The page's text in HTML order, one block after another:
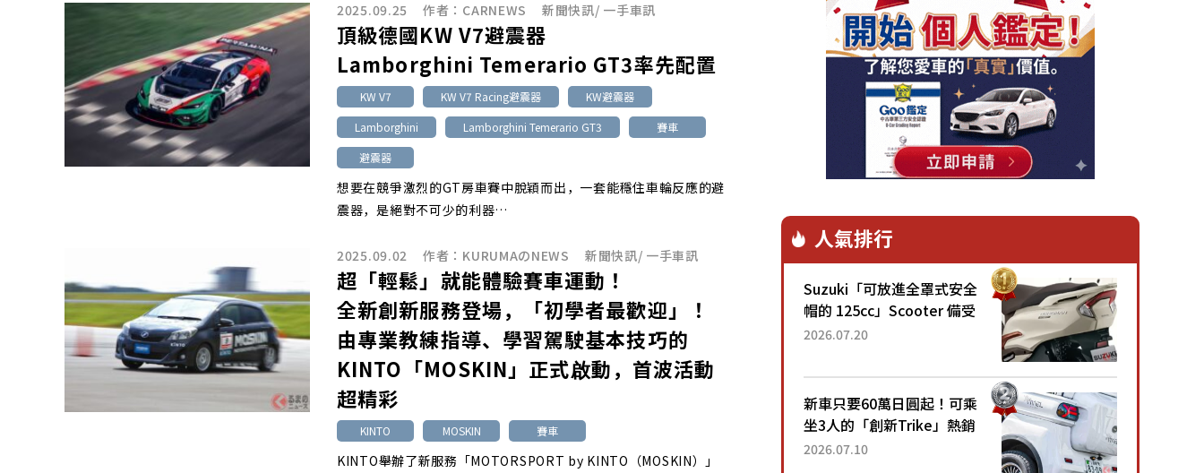
2025.09.25 作者： CARNEWS 新聞快訊/ 一手車訊
頂級德國KW V7避震器
Lamborghini Temerario GT3率先配置
KW V7 KW V7 Racing避震器
KW避震器
Lamborghini
Lamborghini Temerario GT3
賽車
避震器
想要在競爭激烈的GT房車賽中脫穎而出，一套能穩住車輪反應的避
震器，是絕對不可少的利器…
2025.09.02 作者： KURUMAのNEWS 新聞快訊/ 一手車訊
超「輕鬆」就能體驗賽車運動！
全新創新服務登場，「初學者最歡迎」！
由專業教練指導、學習駕駛基本技巧的
KINTO「MOSKIN」正式啟動，首波活動
超精彩
KINTO MOSKIN 賽車
KINTO舉辦了新服務「MOTORSPORT by KINTO（MOSKIN）」
人氣排行
Suzuki「可放進全罩式安全
帽的 125cc」Scooter 備受
矚目！採用全新流線設計與
已陸續開始出口的新款
「B...
2026.07.20
新車只要60萬日圓起！可乘
坐3人的「創新Trike」熱銷
大賣成為人氣車款！「養車
2026.07.10